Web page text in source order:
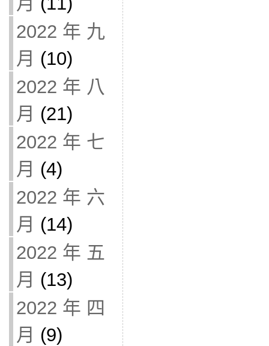
2022 年 九
月 (10)
2022 年 八
月 (21)
2022 年 七
月 (4)
2022 年 六
月 (14)
2022 年 五
月 (13)
2022 年 四
月 (9)